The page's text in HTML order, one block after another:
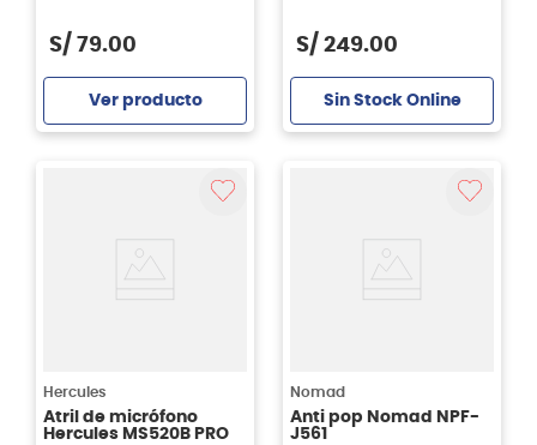
S/ 79.00
Ver producto
S/ 249.00
Sin Stock Online
Hercules
Atril de micrófono
Hercules MS520B PRO
Nomad
Anti pop Nomad NPF-
J561